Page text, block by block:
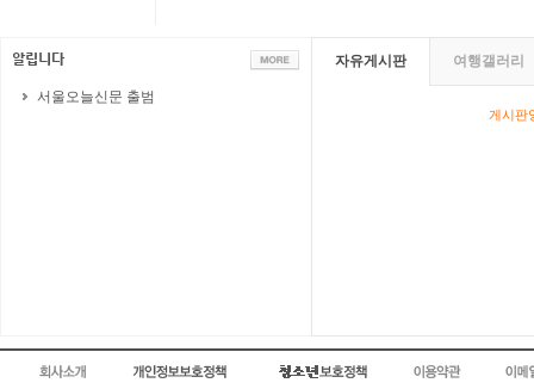
서울오늘신문 출범
자유게시판 여행갤러리
게시판